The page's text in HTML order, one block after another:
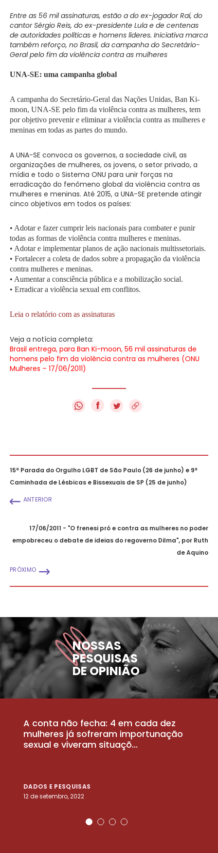
Entre as 56 mil assinaturas, estão a do ex-jogador Raí, do
cantor Sérgio Reis, do ex-presidente Lula e de centenas
de autoridades políticas e homens líderes. Iniciativa marca
também reforço, no Brasil, da campanha do Secretário-
Geral pelo fim da violência contra as mulheres
UNA-SE: uma campanha global
A campanha do Secretário-Geral das Nações Unidas, Ban Ki-
moon, UNA-SE pelo fim da violência contra as mulheres, tem
por objetivo prevenir e eliminar a violência contra as mulheres e
meninas em todas as partes do mundo.
A UNA-SE convoca os governos, a sociedade civil, as
organizações de mulheres, os jovens, o setor privado, a
mídia e todo o Sistema ONU para unir forças na
erradicação do fenômeno global da violência contra as
mulheres e meninas. Até 2015, a UNA-SE pretende atingir
cinco objetivos em todos os países:
• Adotar e fazer cumprir leis nacionais para combater e punir
todas as formas de violência contra mulheres e meninas.
• Adotar e implementar planos de ação nacionais multissetoriais.
• Fortalecer a coleta de dados sobre a propagação da violência
contra mulheres e meninas.
• Aumentar a consciência pública e a mobilização social.
• Erradicar a violência sexual em conflitos.
Leia o relatório com as assinaturas
Veja a notícia completa:
Brasil entrega, para Ban Ki-moon, 56 mil assinaturas de
homens pelo fim da violência contra as mulheres (ONU
Mulheres – 17/06/2011)
f
15ª Parada do Orgulho LGBT de São Paulo (26 de junho) e 9ª
Caminhada de Lésbicas e Bissexuais de SP (25 de junho)
ANTERIOR
17/06/2011 - "O frenesi pró e contra as mulheres no poder
empobreceu o debate de ideias do regoverno Dilma", por Ruth
de Aquino
PRÓXIMO
NOSSAS
PESQUISAS
DE OPINIÃO
A conta não fecha: 4 em cada dez
mulheres já sofreram importunação
sexual e viveram situaçõ...
DADOS E PESQUISAS
12 de setembro, 2022